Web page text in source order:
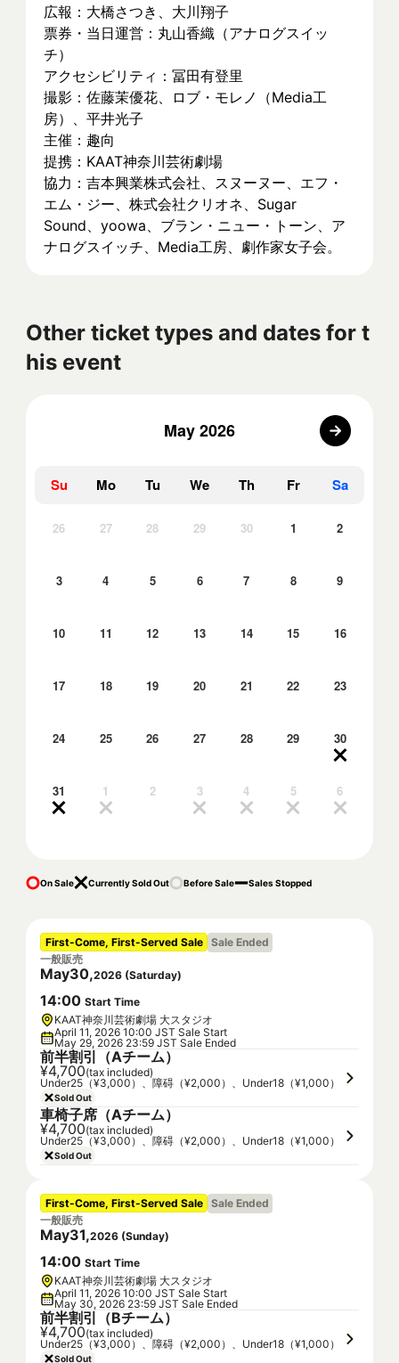
広報：大橋さつき、大川翔子
票券・当日運営：丸山香織（アナログスイッ
チ）
アクセシビリティ：冨田有登里
撮影：佐藤茉優花、ロブ・モレノ（Media工
房）、平井光子
主催：趣向
提携：KAAT神奈川芸術劇場
協力：吉本興業株式会社、スヌーヌー、エフ・
エム・ジー、株式会社クリオネ、Sugar
Sound、yoowa、ブラン・ニュー・トーン、ア
ナログスイッチ、Media工房、劇作家女子会。
Other ticket types and dates for t
his event
May 2026
Su Mo Tu We Th Fr Sa
26 27 28 29 30 1 2
3 4 5 6 7 8 9
10 11 12 13 14 15 16
17 18 19 20 21 22 23
24 25 26 27 28 29 30
31 1 2 3 4 5 6
On Sale Currently Sold Out Before Sale Sales Stopped
First-Come, First-Served Sale Sale Ended
一般販売
May30,2026 (Saturday)
14:00 Start Time
KAAT神奈川芸術劇場 大スタジオ
April 11, 2026 10:00 JST Sale Start
May 29, 2026 23:59 JST Sale Ended
前半割引（Aチーム）
¥4,700(tax included)
Under25（¥3,000）、障碍（¥2,000）、Under18（¥1,000）
Sold Out
車椅子席（Aチーム）
¥4,700(tax included)
Under25（¥3,000）、障碍（¥2,000）、Under18（¥1,000）
Sold Out
First-Come, First-Served Sale Sale Ended
一般販売
May31,2026 (Sunday)
14:00 Start Time
KAAT神奈川芸術劇場 大スタジオ
April 11, 2026 10:00 JST Sale Start
May 30, 2026 23:59 JST Sale Ended
前半割引（Bチーム）
¥4,700(tax included)
Under25（¥3,000）、障碍（¥2,000）、Under18（¥1,000）
Sold Out